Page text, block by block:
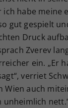
ich habe meine
gut gespielt
Druck
Zverev
ein. „Er
verriet
Wien auch
unheimlich